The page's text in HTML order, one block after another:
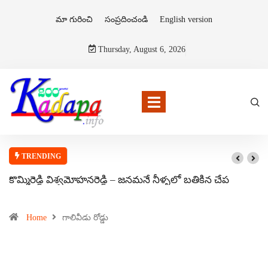
మా గురించి సంప్రదించండి English version
Thursday, August 6, 2026
TRENDING
కొమ్మిరెడ్డి విశ్వమోహనరెడ్డి – జనమనే నీళ్ళలో బతికిన చేప
Home గాలివీడు రోడ్డు